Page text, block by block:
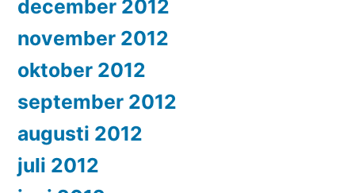
december 2012
november 2012
oktober 2012
september 2012
augusti 2012
juli 2012